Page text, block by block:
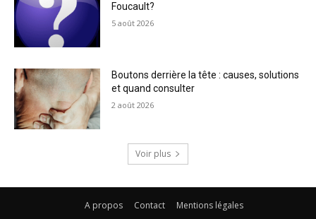
Foucault?
5 août 2026
Boutons derrière la tête : causes, solutions
et quand consulter
2 août 2026
Voir plus
A propos Contact Mentions légales